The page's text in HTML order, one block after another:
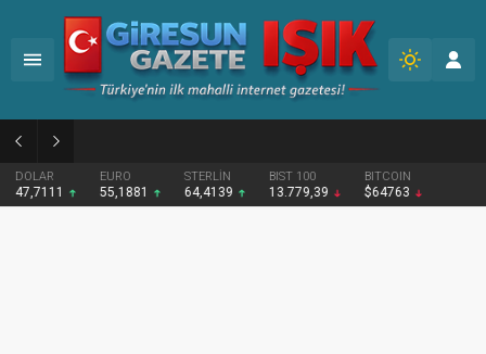
DOLAR
47,7111
EURO
55,1881
STERLİN
64,4139
BIST 100
13.779,39
BITCOIN
$64763